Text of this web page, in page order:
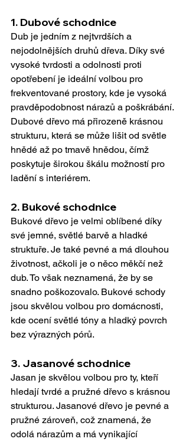
1. Dubové schodnice
Dub je jedním z nejtvrdších a
nejodolnějších druhů dřeva. Díky své
vysoké tvrdosti a odolnosti proti
opotřebení je ideální volbou pro
frekventované prostory, kde je vysoká
pravděpodobnost nárazů a poškrábání.
Dubové dřevo má přirozeně krásnou
strukturu, která se může lišit od světle
hnědé až po tmavě hnědou, čímž
poskytuje širokou škálu možností pro
ladění s interiérem.
2. Bukové schodnice
Bukové dřevo je velmi oblíbené díky
své jemné, světlé barvě a hladké
struktuře. Je také pevné a má dlouhou
životnost, ačkoli je o něco měkčí než
dub. To však neznamená, že by se
snadno poškozovalo. Bukové schody
jsou skvělou volbou pro domácnosti,
kde ocení světlé tóny a hladký povrch
bez výrazných pórů.
3. Jasanové schodnice
Jasan je skvělou volbou pro ty, kteří
hledají tvrdé a pružné dřevo s krásnou
strukturou. Jasanové dřevo je pevné a
pružné zároveň, což znamená, že
odolá nárazům a má vynikající